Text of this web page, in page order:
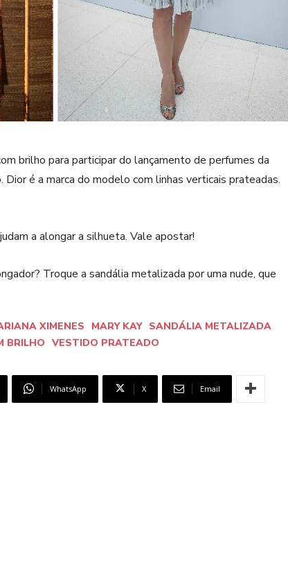
brilho para participar do lançamento de perfumes da
Dior é a marca do modelo com linhas verticais prateadas.
a alongar a silhueta. Vale apostar!
Troque a sandália metalizada por uma nude, que
XIMENES MARY KAY SANDÁLIA METALIZADA
BRILHO VESTIDO PRATEADO
WhatsApp X Email